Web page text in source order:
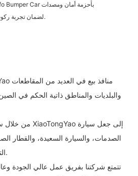
لضمان تجربة ركوب آمنة وممتعة للأطفال.
والبلديات والمناطق ذاتية الحكم في
الصدمات، والسيارة السعيدة، والقطار
الترفيه أكثر دقة وثراءً وتمثيلاً.